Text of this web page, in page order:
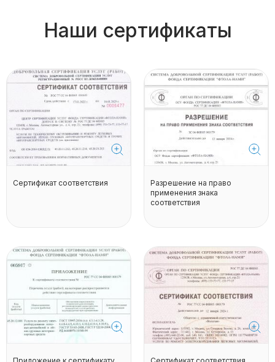
Наши сертификаты
Сертификат соответствия
Разрешение на право
применения знака
соответствия